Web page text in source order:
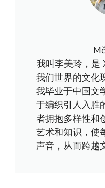
我叫李美玲，是
我们世界的文化
我毕业于中国文
于编织引人入胜
者拥抱多样性和
艺术和知识，使
声音，从而跨越